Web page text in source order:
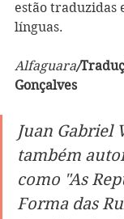
estão traduzidas
línguas.
Alfaguara/
Gonçalves
Juan Gabriel
também
como "As
Forma das